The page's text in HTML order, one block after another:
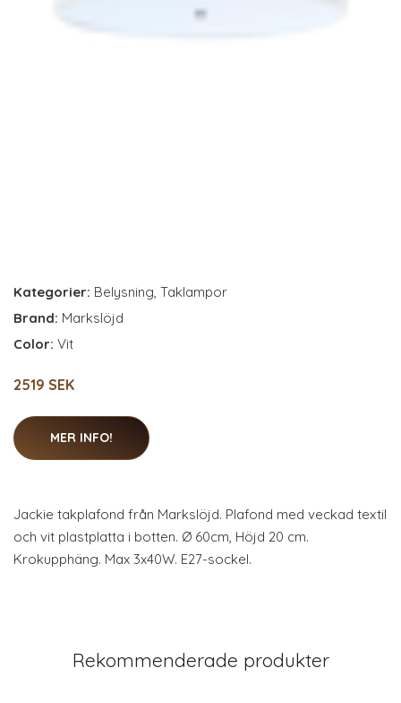
Kategorier: Belysning, Taklampor
Brand: Markslöjd
Color: Vit
2519 SEK
MER INFO!
Jackie takplafond från Markslöjd. Plafond med veckad textil
och vit plastplatta i botten. Ø 60cm, Höjd 20 cm.
Krokupphäng. Max 3x40W. E27-sockel.
Rekommenderade produkter